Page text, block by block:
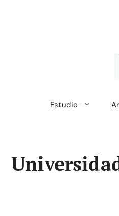
Estudio